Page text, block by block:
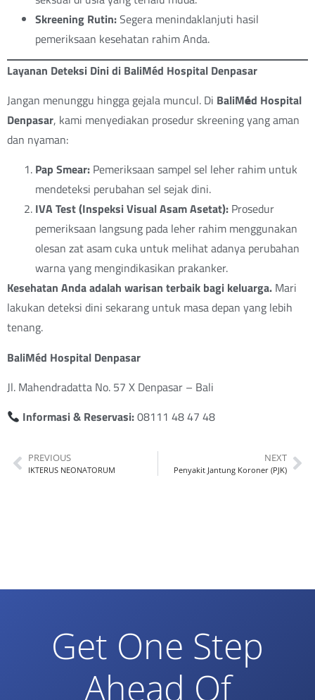
Skreening Rutin:Segera menindaklanjuti hasil
pemeriksaan kesehatan rahim Anda.
Layanan Deteksi Dini di BaliMéd Hospital Denpasar
Jangan menunggu hingga gejala muncul. Di BaliMéd Hospital
Denpasar, kami menyediakan prosedur skreening yang aman
dan nyaman:
Pap Smear: Pemeriksaan sampel sel leher rahim untuk
mendeteksi perubahan sel sejak dini.
IVA Test (Inspeksi Visual Asam Asetat): Prosedur
pemeriksaan langsung pada leher rahim menggunakan
olesan zat asam cuka untuk melihat adanya perubahan
warna yang mengindikasikan prakanker.
Kesehatan Anda adalah warisan terbaik bagi keluarga. Mari
lakukan deteksi dini sekarang untuk masa depan yang lebih
tenang.
BaliMéd Hospital Denpasar
Jl. Mahendradatta No. 57 X Denpasar – Bali
Informasi & Reservasi:08111 48 47 48
PREVIOUS
IKTERUS NEONATORUM
NEXT
Penyakit Jantung Koroner (PJK)
Get One Step
Ahead Of